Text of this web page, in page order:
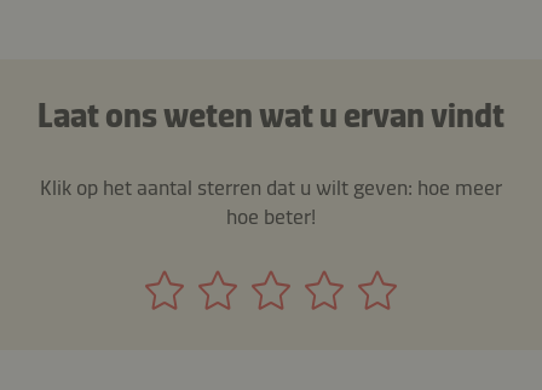
Laat ons weten wat u ervan vindt
Klik op het aantal sterren dat u wilt geven: hoe meer
hoe beter!